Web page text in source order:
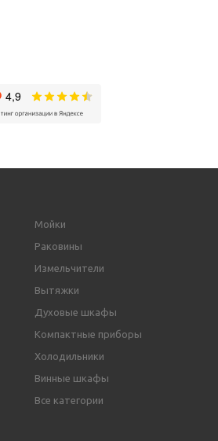
Мойки
Раковины
Измельчители
Вытяжки
Духовые шкафы
Компактные приборы
Холодильники
Винные шкафы
Все категории